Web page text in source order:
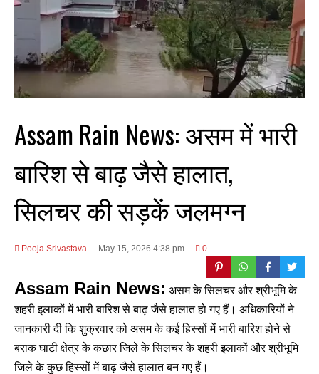
Assam Rain News: असम में भारी
बारिश से बाढ़ जैसे हालात,
सिलचर की सड़कें जलमग्न
Pooja Srivastava May 15, 2026 4:38 pm 0
Assam Rain News: असम के सिलचर और श्रीभूमि के
शहरी इलाकों में भारी बारिश से बाढ़ जैसे हालात हो गए हैं। अधिकारियों ने
जानकारी दी कि शुक्रवार को असम के कई हिस्सों में भारी बारिश होने से
बराक घाटी क्षेत्र के कछार जिले के सिलचर के शहरी इलाकों और श्रीभूमि
जिले के कुछ हिस्सों में बाढ़ जैसे हालात बन गए हैं।